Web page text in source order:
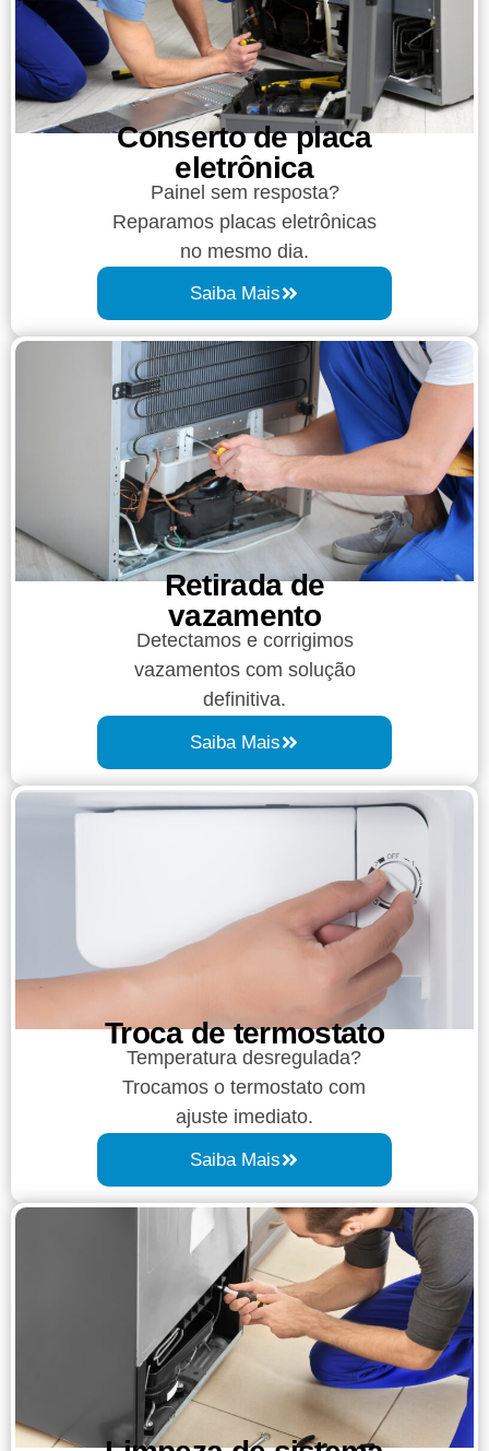
Conserto de placa
eletrônica
Painel sem resposta?
Reparamos placas eletrônicas
no mesmo dia.
Saiba Mais
Retirada de
vazamento​​
Detectamos e corrigimos
vazamentos com solução
definitiva.
Saiba Mais
Troca de termostato
Temperatura desregulada?
Trocamos o termostato com
ajuste imediato.
Saiba Mais